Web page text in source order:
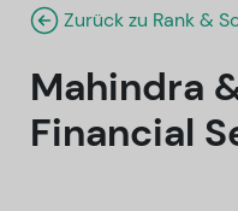
Zurück zu Rank &
Mahindra
Financial